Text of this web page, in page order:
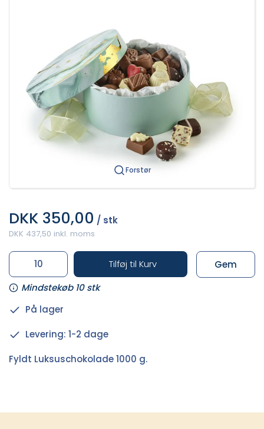
Forstør
DKK 350,00 / stk
DKK 437,50 inkl. moms
Tilføj til Kurv
Mindstekøb 10 stk
Gem
På lager
Levering: 1-2 dage
Fyldt Luksuschokolade 1000 g.